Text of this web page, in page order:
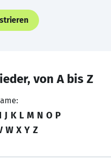
von A bis Z
I J K L M N O P
W X Y Z